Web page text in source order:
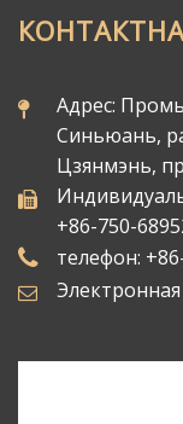
Адрес:
Синьюань,
Цзянмэнь,
+86-750-
телефон: